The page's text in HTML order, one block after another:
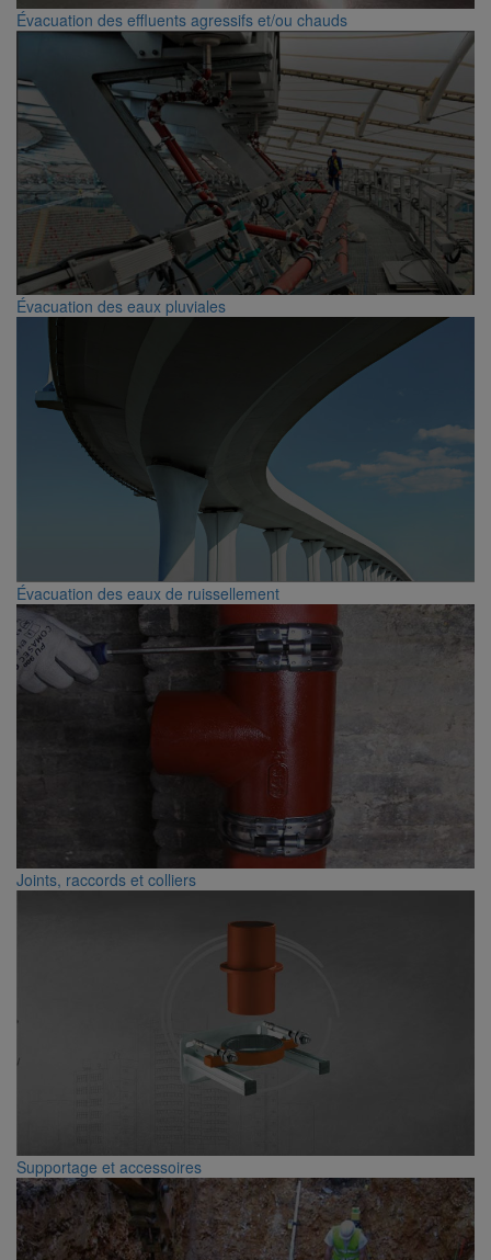
Évacuation des effluents agressifs et/ou chauds
Évacuation des eaux pluviales
Évacuation des eaux de ruissellement
Joints, raccords et colliers
Supportage et accessoires